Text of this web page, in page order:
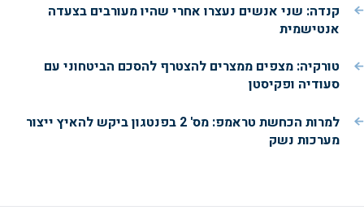
קנדה: שני אנשים נעצרו אחרי שהיו מעורבים בצעדה
אנטישמית
טורקיה: מצפים ממצרים להצטרף להסכם הביטחוני עם
סעודיה ופקיסטן
למרות הכחשת טראמפ: מס' 2 בפנטגון ביקש להאיץ ייצור
מערכות נשק